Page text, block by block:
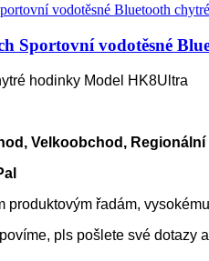
Sportovní vodotěsné
hodinky Model HK8Ultra
Velkoobchod,
produktovým řadám,
pls pošlete své dotazy